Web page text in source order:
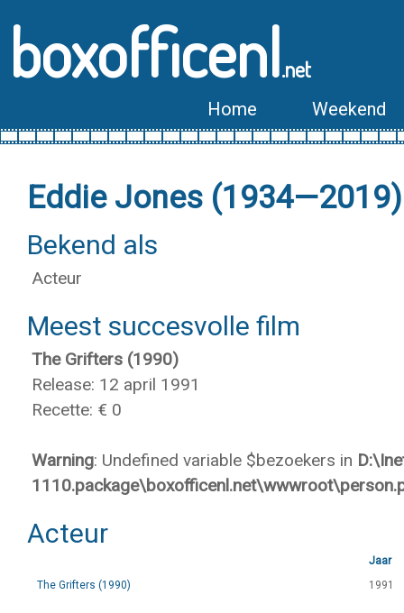
boxofficenl.net
Home Weekend
Eddie Jones (1934—2019)
Bekend als
Acteur
Meest succesvolle film
The Grifters (1990)
Release: 12 april 1991
Recette: € 0
Warning: Undefined variable $bezoekers in
Acteur
Jaar
The Grifters (1990)
1991